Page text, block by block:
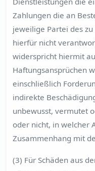
Zahlungen die an
jeweilige Partei des
hierfür nicht
widerspricht hiermit
Haftungsansprüchen
einschließlich
indirekte
unbewusst, vermutet
oder nicht, in welcher
Zusammenhang mit
(3) Für Schäden aus